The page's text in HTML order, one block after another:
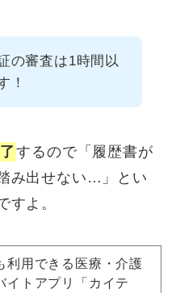
の審査は1時間以
！
するので「履歴書が
み出せない…」とい
すよ。
利用できる医療・介護
イトアプリ「カイテ